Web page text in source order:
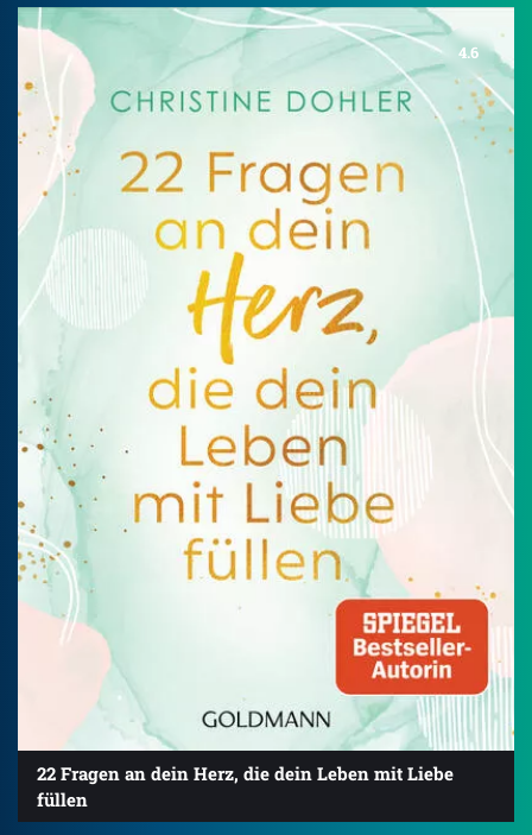
4.6
22 Fragen an dein Herz, die dein Leben mit Liebe
füllen